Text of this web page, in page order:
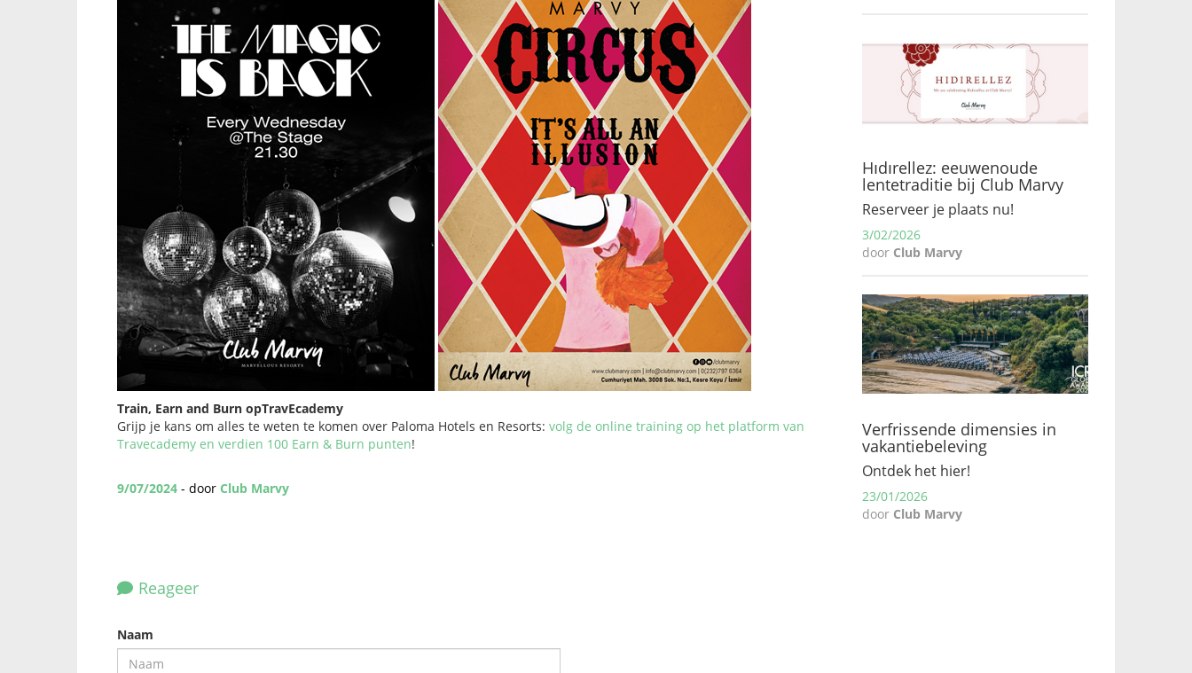
Train, Earn and Burn opTravEcademy
Grijp je kans om alles te weten te komen over Paloma Hotels en Resorts: volg de online training op het platform van
Travecademy en verdien 100 Earn & Burn punten!
9/07/2024 - door Club Marvy
Reageer
Naam
Hıdırellez: eeuwenoude
lentetraditie bij Club Marvy
Reserveer je plaats nu!
3/02/2026
door Club Marvy
Verfrissende dimensies in
vakantiebeleving
Ontdek het hier!
23/01/2026
door Club Marvy